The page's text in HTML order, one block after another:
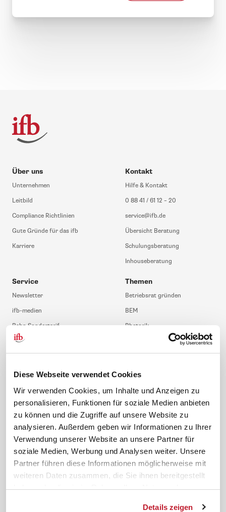
Diese Webseite verwendet Cookies
Wir verwenden Cookies, um Inhalte und Anzeigen zu
personalisieren, Funktionen für soziale Medien anbieten
zu können und die Zugriffe auf unsere Website zu
analysieren. Außerdem geben wir Informationen zu Ihrer
Verwendung unserer Website an unsere Partner für
soziale Medien, Werbung und Analysen weiter. Unsere
Partner führen diese Informationen möglicherweise mit
weiteren Daten zusammen, die Sie ihnen bereitgestellt
haben oder die sie im Rahmen Ihrer Nutzung der
Details zeigen
Über uns
Unternehmen
Leitbild
Compliance Richtlinien
Gute Gründe für das ifb
Karriere
Kontakt
Hilfe & Kontakt
0 88 41 / 61 12 – 20
service@ifb.de
Übersicht Beratung
Schulungsberatung
Inhouseberatung
Service
Newsletter
ifb-medien
Bahn Sondertarif
meinifb
FAQ
ifb-App Betriebsrat360
Themen
Betriebsrat gründen
BEM
Rhetorik
JAV-Wahl
News. Wissen. Themen.
Lexikon
Rechtsprechung
Gesetze
Folgen Sie uns
Sicherheit durch geprüfte
Qualität!